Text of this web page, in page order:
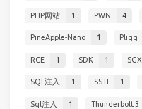
PHP网站 1 PWN 4
PineApple-Nano 1 Pligg
RCE 1 SDK 1 SGX
SQL注入 1 SSTI 1
Sql注入 1 Thunderbolt 3